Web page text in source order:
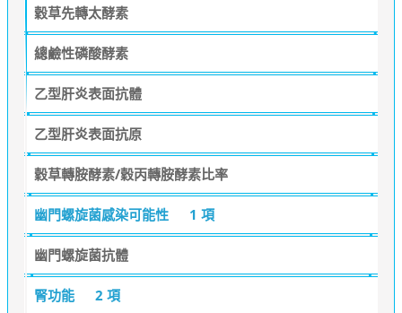
穀草先轉太酵素
總鹼性磷酸酵素
乙型肝炎表面抗體
乙型肝炎表面抗原
穀草轉胺酵素/穀丙轉胺酵素比率
幽門螺旋菌感染可能性 1 項
幽門螺旋菌抗體
腎功能 2 項